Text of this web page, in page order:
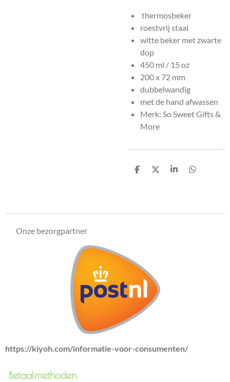
thermosbeker
roestvrij staal
witte beker met zwarte
dop
450 ml / 15 oz
200 x 72 mm
dubbelwandig
met de hand afwassen
Merk: So Sweet Gifts &
More
D
D
S
D
Onze bezorgpartner
https://kiyoh.com/informatie-voor-consumenten/
Betaalmethoden